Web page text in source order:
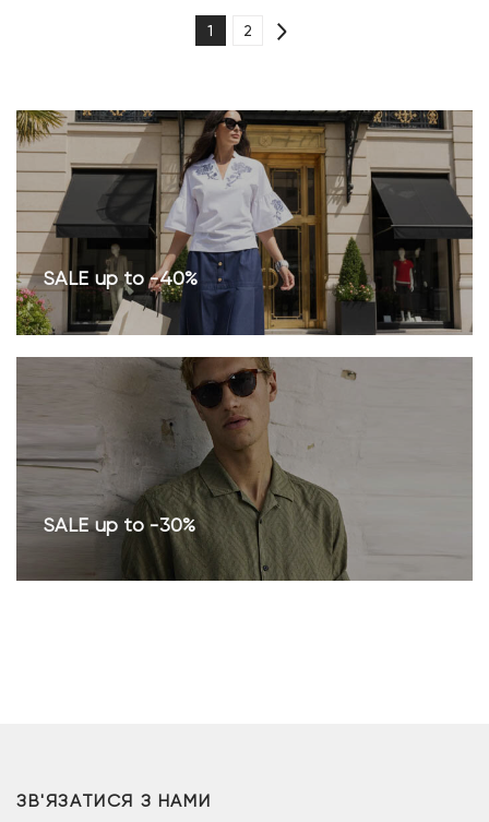
1 2
SALE up to -40%
SALE up to -30%
ЗВ'ЯЗАТИСЯ З НАМИ